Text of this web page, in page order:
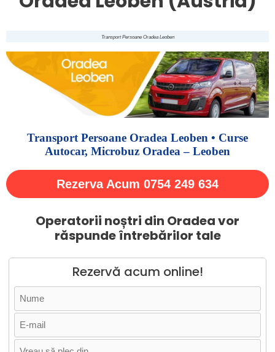
Transport Persoane Oradea Leoben
Transport Persoane Oradea Leoben • Curse
Autocar, Microbuz Oradea – Leoben
Rezerva Acum 0754 249 634
Operatorii noștri din Oradea vor
răspunde întrebărilor tale
Rezervă acum online!